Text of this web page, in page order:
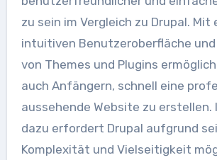
zu sein im Vergleich zu Drupal. Mit
intuitiven Benutzeroberfläche und
von Themes und Plugins
auch Anfängern, schnell eine
aussehende Website zu erstellen.
dazu erfordert Drupal aufgrund
Komplexität und Vielseitigkeit